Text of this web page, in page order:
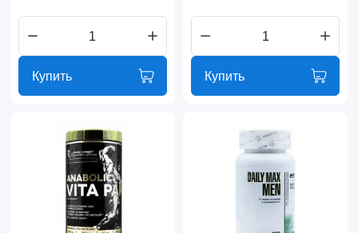
Купить Купить